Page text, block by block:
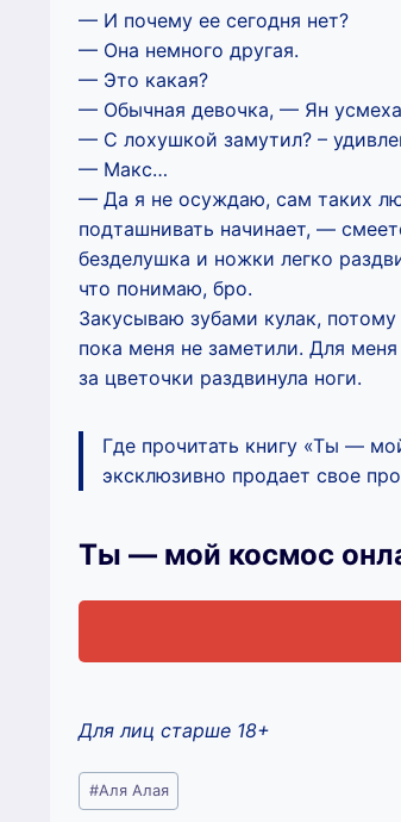
— И почему ее сегодня нет?
— Она немного другая.
— Это какая?
— Обычная девочка, — Ян
— С лохушкой замутил? –
— Макс…
— Да я не осуждаю, сам таких
подташнивать начинает, —
безделушка и ножки легко
что понимаю, бро.
Закусываю зубами кулак,
пока меня не заметили. Для
за цветочки раздвинула ноги.
Где прочитать книгу «Ты —
эксклюзивно продает свое
Ты — мой космос
Для лиц старше 18+
Метки
записи:
#Аля Алая